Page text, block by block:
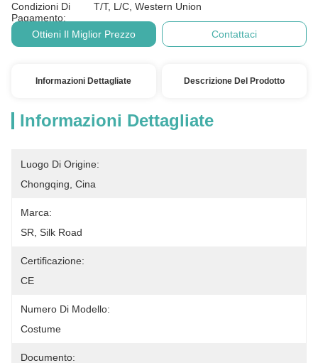
Condizioni Di
Pagamento:
T/T, L/C, Western Union
Ottieni Il Miglior Prezzo Contattaci
Informazioni Dettagliate Descrizione Del Prodotto
Informazioni Dettagliate
Luogo Di Origine:
Chongqing, Cina
Marca:
SR, Silk Road
Certificazione:
CE
Numero Di Modello:
Costume
Documento: